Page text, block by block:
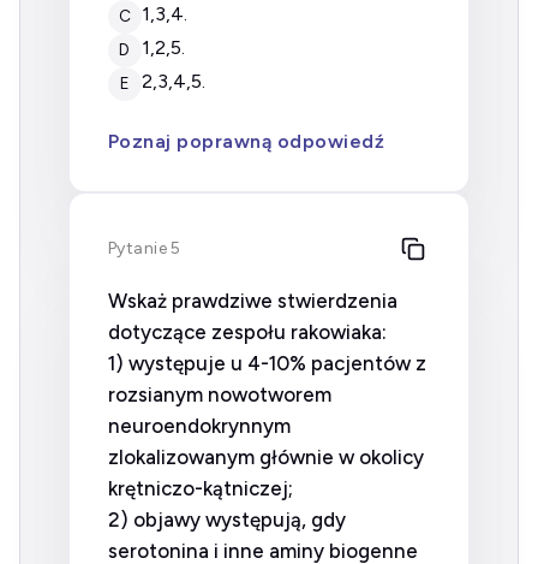
C 1,3,4.
D 1,2,5.
E 2,3,4,5.
Poznaj poprawną odpowiedź
Pytanie 5
Wskaż prawdziwe stwierdzenia
dotyczące zespołu rakowiaka:
1) występuje u 4-10% pacjentów z
rozsianym nowotworem
neuroendokrynnym
zlokalizowanym głównie w okolicy
krętniczo-kątniczej;
2) objawy występują, gdy
serotonina i inne aminy biogenne